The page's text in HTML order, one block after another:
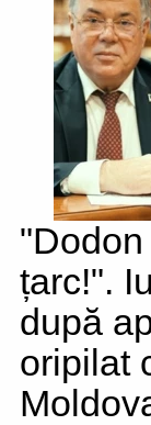
țarc!".
după
oripilat